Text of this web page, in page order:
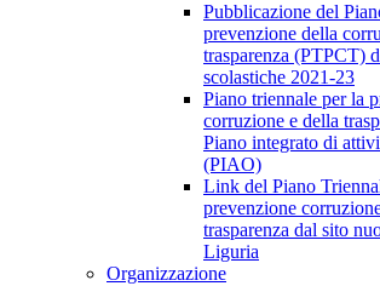
Pubblicazione del
prevenzione della
trasparenza (PTPCT)
scolastiche 2021-23
Piano triennale per la
corruzione e della
Piano integrato di
(PIAO)
Link del Piano
prevenzione
trasparenza dal sito
Liguria
Organizzazione